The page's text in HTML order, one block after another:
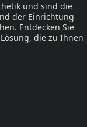
und sind die
der Einrichtung
Entdecken Sie
die zu Ihnen